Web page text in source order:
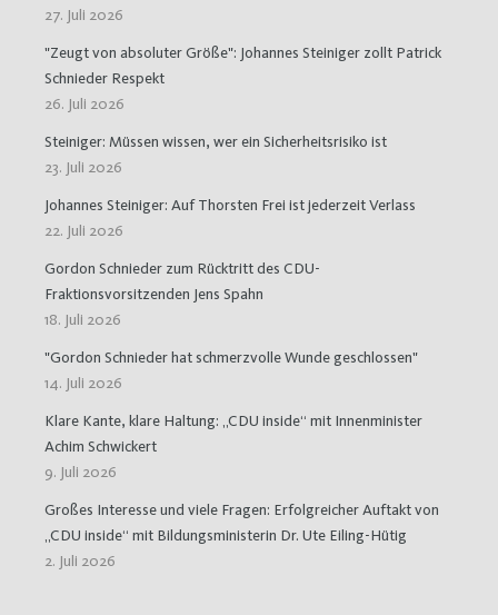
27. Juli 2026
"Zeugt von absoluter Größe": Johannes Steiniger zollt Patrick
Schnieder Respekt
26. Juli 2026
Steiniger: Müssen wissen, wer ein Sicherheitsrisiko ist
23. Juli 2026
Johannes Steiniger: Auf Thorsten Frei ist jederzeit Verlass
22. Juli 2026
Gordon Schnieder zum Rücktritt des CDU-
Fraktionsvorsitzenden Jens Spahn
18. Juli 2026
"Gordon Schnieder hat schmerzvolle Wunde geschlossen"
14. Juli 2026
Klare Kante, klare Haltung: „CDU inside“ mit Innenminister
Achim Schwickert
9. Juli 2026
Großes Interesse und viele Fragen: Erfolgreicher Auftakt von
„CDU inside“ mit Bildungsministerin Dr. Ute Eiling-Hütig
2. Juli 2026